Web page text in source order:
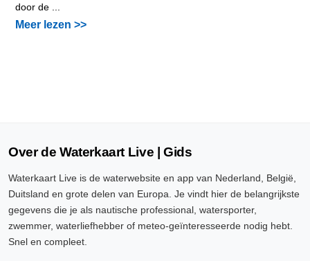
door de ...
Meer lezen >>
Over de Waterkaart Live | Gids
Waterkaart Live is de waterwebsite en app van Nederland, België,
Duitsland en grote delen van Europa. Je vindt hier de belangrijkste
gegevens die je als nautische professional, watersporter,
zwemmer, waterliefhebber of meteo-geïnteresseerde nodig hebt.
Snel en compleet.